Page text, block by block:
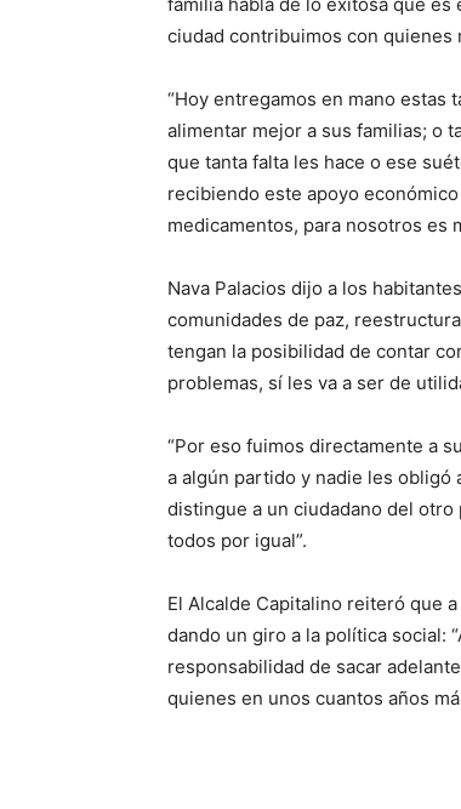
ciudad contribuimos con quienes
“Hoy entregamos en mano estas
alimentar mejor a sus familias; o
que tanta falta les hace o ese
recibiendo este apoyo
medicamentos, para nosotros es
Nava Palacios dijo a los
comunidades de paz,
tengan la posibilidad de contar
problemas, sí les va a ser de
“Por eso fuimos directamente a
a algún partido y nadie les
distingue a un ciudadano del
todos por igual”.
El Alcalde Capitalino reiteró que
dando un giro a la política social:
responsabilidad de sacar
quienes en unos cuantos años